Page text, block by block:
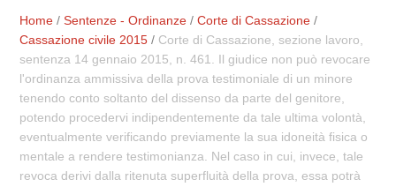
Home /Sentenze - Ordinanze /Corte di Cassazione /
Cassazione civile 2015 / Corte di Cassazione, sezione lavoro,
sentenza 14 gennaio 2015, n. 461. Il giudice non può revocare
l'ordinanza ammissiva della prova testimoniale di un minore
tenendo conto soltanto del dissenso da parte del genitore,
potendo procedervi indipendentemente da tale ultima volontà,
eventualmente verificando previamente la sua idoneità fisica o
mentale a rendere testimonianza. Nel caso in cui, invece, tale
revoca derivi dalla ritenuta superfluità della prova, essa potrà